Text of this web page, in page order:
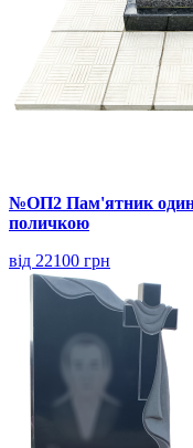
№ОП2 Пам'ятник
поличкою
від 22100 грн